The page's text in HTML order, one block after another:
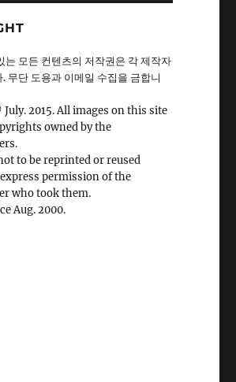
는 모든 컨텐츠의 저작권은 각 제작자
무단 도용과 이메일 수집을 금합니
2015. All images on this site
owned by the
to be reprinted or reused
permission of the
who took them.
Aug. 2000.